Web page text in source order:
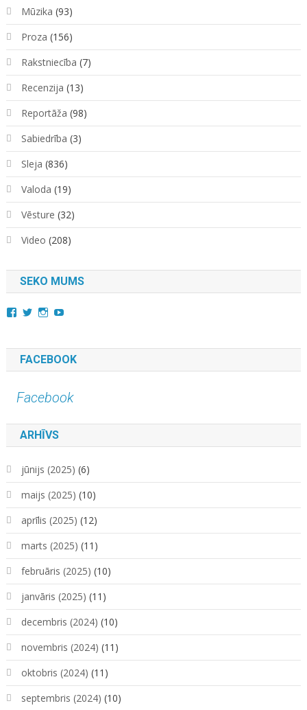
Mūzika (93)
Proza (156)
Rakstniecība (7)
Recenzija (13)
Reportāža (98)
Sabiedrība (3)
Sleja (836)
Valoda (19)
Vēsture (32)
Video (208)
SEKO MUMS
View
Facebook
View
Twitter
View
Instagram
YouTube
FACEBOOK
Facebook
ARHĪVS
jūnijs (2025) (6)
maijs (2025) (10)
aprīlis (2025) (12)
marts (2025) (11)
februāris (2025) (10)
janvāris (2025) (11)
decembris (2024) (10)
novembris (2024) (11)
oktobris (2024) (11)
septembris (2024) (10)